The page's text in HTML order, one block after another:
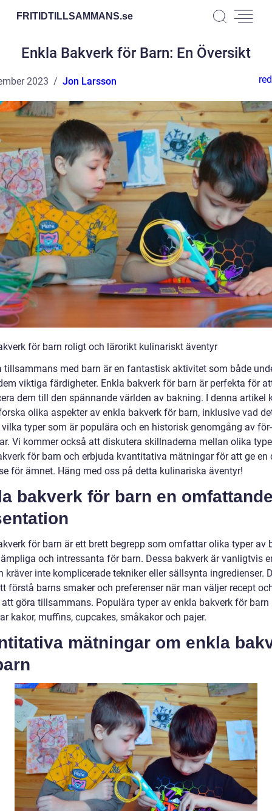
FRITIDTILLSAMMANS.se
Enkla Bakverk för Barn: En Översikt
2023 Jon Larsson
för barn roligt och lärorikt kulinariskt äventyr
tillsammans med barn är en fantastisk aktivitet som både
viktiga färdigheter. Enkla bakverk för barn är perfekta för
dem till den spännande världen av bakning. I denna artikel
olika aspekter av enkla bakverk för barn, inklusive vad
vilka typer som är populära och en historisk genomgång av
Vi kommer också att diskutera skillnaderna mellan olika
för barn och erbjuda kvantitativa mätningar för att ge en
för ämnet. Häng med oss på detta kulinariska äventyr!
bakverk för barn en
för barn är ett brett begrepp som omfattar olika typer av
och intressanta för barn. Dessa bakverk är vanligtvis
kräver inte komplicerade tekniker eller sällsynta ingredienser.
förstå barns smaker och preferenser när man väljer recept
göra tillsammans. Populära typer av enkla bakverk för barn
kakor, muffins, cupcakes, småkakor och pajer.
mätningar om enkla